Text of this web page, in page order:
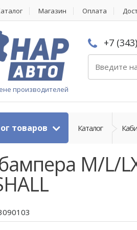
Магазин Оплата
производителей
+7
товаров Каталог
M/L/